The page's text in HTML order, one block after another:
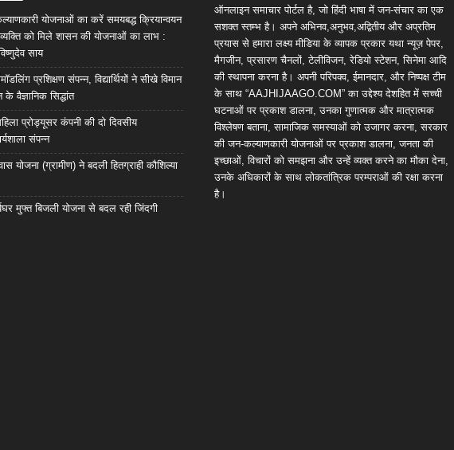
योजनाओं का करें समयबद्ध क्रियान्वयन
व्यक्ति को मिले शासन की योजनाओं का लाभ :
साय
प्रशिक्षण संपन्न, विद्यार्थियों ने सीखे विमान
के वैज्ञानिक सिद्धांत
प्रोड्यूसर कंपनी की दो दिवसीय
संपन्न
योजना (ग्रामीण) ने बदली हितग्राही कौशिल्या
मुफ्त बिजली योजना से बदल रही जिंदगी
ऑनलाइन समाचार पोर्टल है, जो हिंदी भाषा में जन-संचार का एक
सशक्त स्तम्भ है। अपने अभिनव,अनुभव,अद्वितीय और अप्रतिम
प्रयास से हमारा लक्ष्य मीडिया के व्यापक प्रकार यथा न्यूज़ पेपर,
मैगजीन, प्रसारण चैनलों, टेलीविजन, रेडियो स्टेशन, सिनेमा आदि
की स्थापना करना है। अपनी परिपक्व, ईमानदार, और निष्पक्ष टीम
के साथ “AAJHIJAAGO.COM” का उद्देश्य देशहित में सच्ची
घटनाओं पर प्रकाश डालना, उनका गुणात्मक और मात्रात्मक
विश्लेषण बताना, सामाजिक समस्याओं को उजागर करना, सरकार
की जन-कल्याणकारी योजनाओं पर प्रकाश डालना, जनता की
इच्छाओं, विचारों को समझना और उन्हें व्यक्त करने का मौका देना,
उनके अधिकारों के साथ लोकतांत्रिक परम्पराओं की रक्षा करना
है।